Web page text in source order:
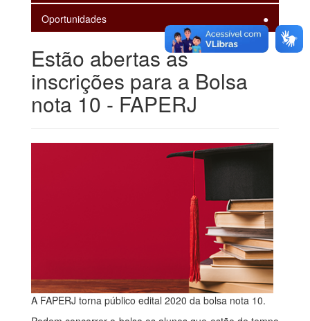
Oportunidades
Estão abertas as
inscrições para a Bolsa
nota 10 - FAPERJ
A FAPERJ torna público edital 2020 da bolsa nota 10.